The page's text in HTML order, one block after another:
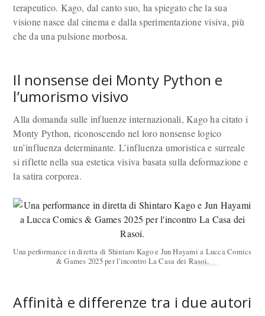
terapeutico. Kago, dal canto suo, ha spiegato che la sua
visione nasce dal cinema e dalla sperimentazione visiva, più
che da una pulsione morbosa.
Il nonsense dei Monty Python e
l’umorismo visivo
Alla domanda sulle influenze internazionali, Kago ha citato i
Monty Python, riconoscendo nel loro nonsense logico
un’influenza determinante. L’influenza umoristica e surreale
si riflette nella sua estetica visiva basata sulla deformazione e
la satira corporea.
Una performance in diretta di Shintaro Kago e Jun Hayami a Lucca Comics
& Games 2025 per l'incontro La Casa dei Rasoi.
Affinità e differenze tra i due autori